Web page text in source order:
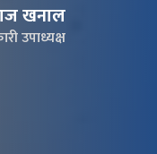
खनाल
उपाध्यक्ष